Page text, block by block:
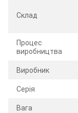
Склад
Процес
виробництва
Виробник
Серія
Вага